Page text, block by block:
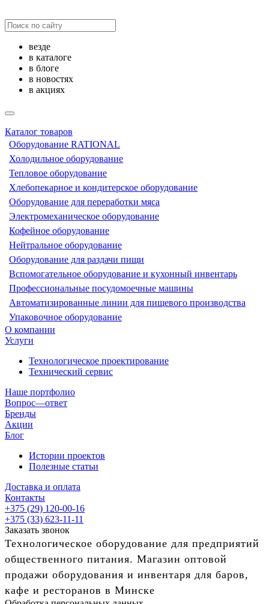
везде
в каталоге
в блоге
в новостях
в акциях
Каталог товаров
Оборудование RATIONAL
Холодильное оборудование
Тепловое оборудование
Хлебопекарное и кондитерское оборудование
Оборудование для переработки мяса
Электромеханическое оборудование
Кофейное оборудование
Нейтральное оборудование
Оборудование для раздачи пищи
Вспомогательное оборудование и кухонный инвентарь
Профессиональные посудомоечные машины
Автоматизированные линии для пищевого производства
Упаковочное оборудование
О компании
Услуги
Технологическое проектирование
Технический сервис
Наше портфолио
Вопрос—ответ
Бренды
Акции
Блог
Истории проектов
Полезные статьи
Доставка и оплата
Контакты
+375 (29) 120-00-16
+375 (33) 623-11-11
Заказать звонок
Технологическое оборудование для предприятий
общественного питания. Магазин оптовой
продажи оборудования и инвентаря для баров,
кафе и ресторанов в Минске